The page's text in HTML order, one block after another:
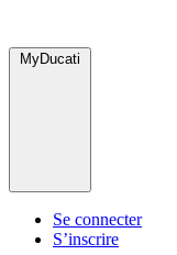
MyDucati
Se connecter
S’inscrire